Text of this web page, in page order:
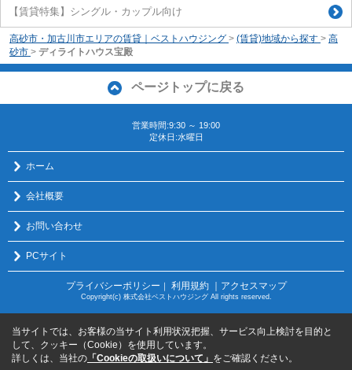
【賃貸特集】シングル・カップル向け
高砂市・加古川市エリアの賃貸｜ベストハウジング > (賃貸)地域から探す > 高
砂市 > ディライトハウス宝殿
ページトップに戻る
営業時間:9:30 ～ 19:00
定休日:水曜日
ホーム
会社概要
お問い合わせ
PCサイト
プライバシーポリシー 利用規約 ｜アクセスマップ
Copyright(c) 株式会社ベストハウジング All rights reserved.
当サイトでは、お客様の当サイト利用状況把握、サービス向上検討を目的と
して、クッキー（Cookie）を使用しています。
詳しくは、当社の 「Cookieの取扱いについて」 をご確認ください。